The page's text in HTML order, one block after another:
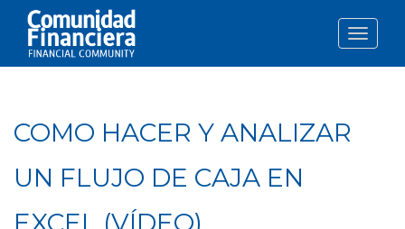
Toggle
COMO HACER Y ANALIZAR
UN FLUJO DE CAJA EN
EXCEL (VÍDEO)